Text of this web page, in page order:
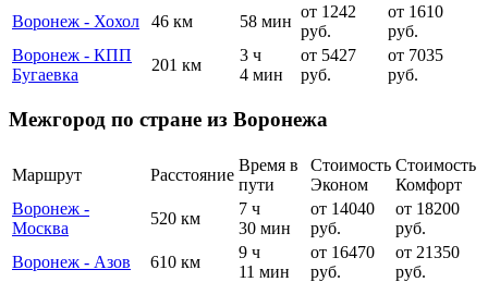
Воронеж - Хохол
46 км 58 мин
от 1242
руб.
от 1610
руб.
Воронеж - КПП
Бугаевка
201 км
3 ч
4 мин
от 5427
руб.
от 7035
руб.
Межгород по стране из Воронежа
Маршрут Расстояние
Время в
пути
Стоимость
Эконом
Стоимость
Комфорт
Воронеж -
Москва
520 км
7 ч
30 мин
от 14040
руб.
от 18200
руб.
Воронеж - Азов
610 км
9 ч
11 мин
от 16470
руб.
от 21350
руб.